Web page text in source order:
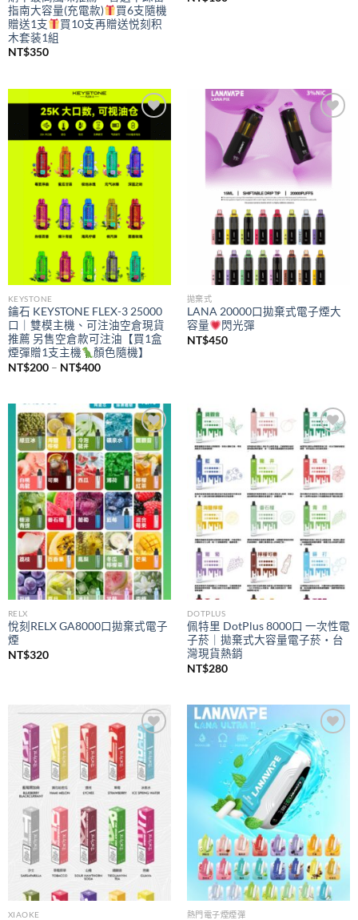
指南大容量(充電款)
買6支隨機
贈送1支
買10支再贈送悦刻积
木套装1組
NT$350
Add to
wishlist
KEYSTONE
鑰石 KEYSTONE FLEX-3 25000
口｜雙模主機、可注油空倉現貨
推薦 另售空倉款可注油【買1盒
煙彈贈1支主機
顏色隨機】
NT$200 – NT$400價
NT$200
到
NT$400
Add to
wishlist
拋棄式
LANA 20000口拋棄式電子煙大
容量
閃光彈
NT$450
Add to
wishlist
RELX
悅刻RELX GA8000口拋棄式電子
煙
NT$320
Add to
DOTPLUS
佩特里 DotPlus 8000口 一次性電
子菸｜拋棄式大容量電子菸・台
灣現貨熱銷
NT$280
Add to
wishlist
XIAOKE
Add to
wishlist
熱門電子煙煙彈